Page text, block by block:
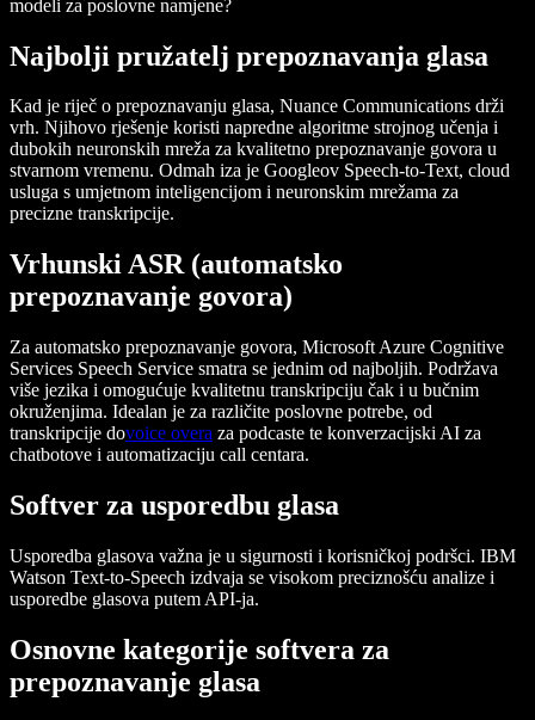
modeli za poslovne namjene?
Najbolji pružatelj prepoznavanja glasa
Kad je riječ o prepoznavanju glasa, Nuance Communications drži
vrh. Njihovo rješenje koristi napredne algoritme strojnog učenja i
dubokih neuronskih mreža za kvalitetno prepoznavanje govora u
stvarnom vremenu. Odmah iza je Googleov Speech-to-Text, cloud
usluga s umjetnom inteligencijom i neuronskim mrežama za
precizne transkripcije.
Vrhunski ASR (automatsko
prepoznavanje govora)
Za automatsko prepoznavanje govora, Microsoft Azure Cognitive
Services Speech Service smatra se jednim od najboljih. Podržava
više jezika i omogućuje kvalitetnu transkripciju čak i u bučnim
okruženjima. Idealan je za različite poslovne potrebe, od
transkripcije dovoice overa za podcaste te konverzacijski AI za
chatbotove i automatizaciju call centara.
Softver za usporedbu glasa
Usporedba glasova važna je u sigurnosti i korisničkoj podršci. IBM
Watson Text-to-Speech izdvaja se visokom preciznošću analize i
usporedbe glasova putem API-ja.
Osnovne kategorije softvera za
prepoznavanje glasa